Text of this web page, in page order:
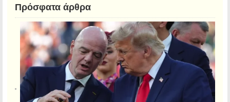
Πρόσφατα άρθρα